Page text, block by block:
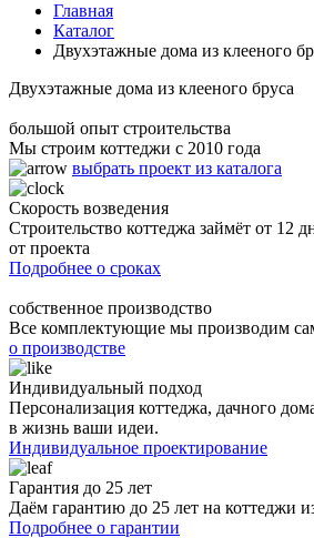
Главная
Каталог
Двухэтажные дома из клееного
Двухэтажные дома из клееного бруса
большой опыт строительства
Мы строим коттеджи с 2010 года
выбрать проект из каталога
Скорость возведения
Строительство коттеджа займёт от 12
от проекта
Подробнее о сроках
собственное производство
Все комплектующие мы производим
о производстве
Индивидуальный подход
Персонализация коттеджа, дачного
в жизнь ваши идеи.
Индивидуальное проектирование
Гарантия до 25 лет
Даём гарантию до 25 лет на коттеджи
Подробнее о гарантии